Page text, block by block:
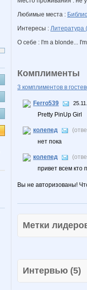
Любимые места :
Интересы : Литература
О себе : I'm a blonde...
Комплименты
3 комплиментов в
Ferro539
Pretty PinUp Girl
колепед
нет пока
колепед
привет всем кто
Вы не авторизованы!
Метки
Интервью (5)